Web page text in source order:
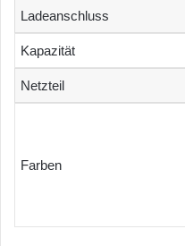
Ladeanschluss
Kapazität
Netzteil
Farben